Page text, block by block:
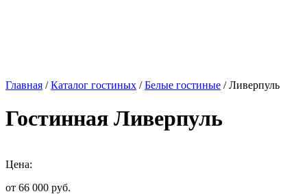
Главная /Каталог гостиных /Белые гостиные / Ливерпуль
Гостинная Ливерпуль
Цена:
от 66 000 руб.